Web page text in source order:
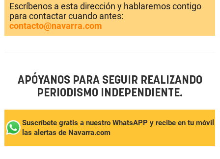
Escríbenos a esta dirección y hablaremos contigo
para contactar cuando antes:
contacto@navarra.com
APÓYANOS PARA SEGUIR REALIZANDO
PERIODISMO INDEPENDIENTE.
Suscríbete gratis a nuestro WhatsAPP y recibe en tu móvil
las alertas de Navarra.com